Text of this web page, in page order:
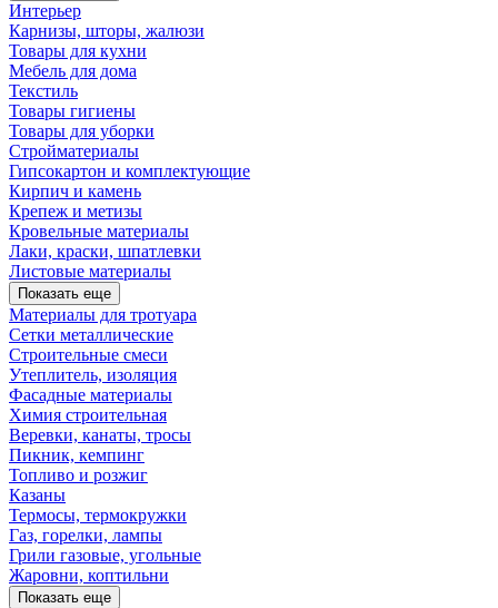
Интерьер
Карнизы, шторы, жалюзи
Товары для кухни
Мебель для дома
Текстиль
Товары гигиены
Товары для уборки
Стройматериалы
Гипсокартон и комплектующие
Кирпич и камень
Крепеж и метизы
Кровельные материалы
Лаки, краски, шпатлевки
Листовые материалы
Показать еще
Материалы для тротуара
Сетки металлические
Строительные смеси
Утеплитель, изоляция
Фасадные материалы
Химия строительная
Веревки, канаты, тросы
Пикник, кемпинг
Топливо и розжиг
Казаны
Термосы, термокружки
Газ, горелки, лампы
Грили газовые, угольные
Жаровни, коптильни
Показать еще